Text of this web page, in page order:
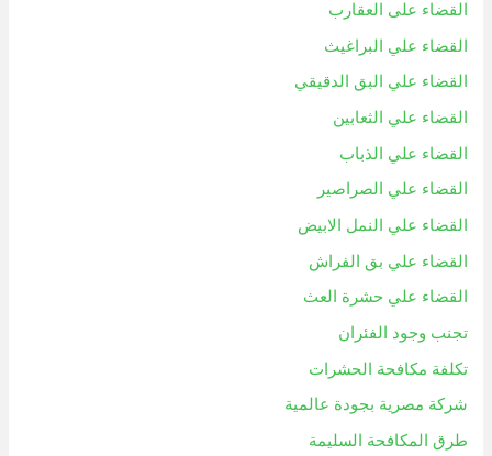
القضاء على العقارب
القضاء علي البراغيث
القضاء علي البق الدقيقي
القضاء علي الثعابين
القضاء علي الذباب
القضاء علي الصراصير
القضاء علي النمل الابيض
القضاء علي بق الفراش
القضاء علي حشرة العث
تجنب وجود الفئران
تكلفة مكافحة الحشرات
شركة مصرية بجودة عالمية
طرق المكافحة السليمة